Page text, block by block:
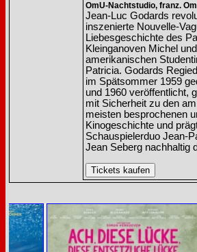
OmU-Nachtstudio, franz.
Jean-Luc Godards
inszenierte Nouvelle-
Liebesgeschichte des
Kleinganoven Michel
amerikanischen
Patricia. Godards
im Spätsommer 1959
und 1960 veröffentlicht,
mit Sicherheit zu den am
meisten besprochenen
Kinogeschichte und
Schauspielerduo Jean-
Jean Seberg nachhaltig